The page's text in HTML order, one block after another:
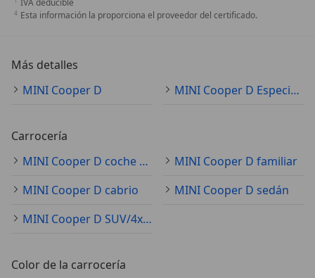
IVA deducible
Esta información la proporciona el proveedor del certificado.
Más detalles
MINI Cooper D
MINI Cooper D Especificaciones técnicas
Carrocería
MINI Cooper D coche pequeño
MINI Cooper D familiar
MINI Cooper D cabrio
MINI Cooper D sedán
MINI Cooper D SUV/4x4/pickup
Color de la carrocería